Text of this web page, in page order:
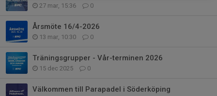
27 mar, 15:36 0
Årsmöte 16/4-2026
13 mar, 10:30 0
Träningsgrupper - Vår-terminen 2026
15 dec 2025 0
Välkommen till Parapadel i Söderköping